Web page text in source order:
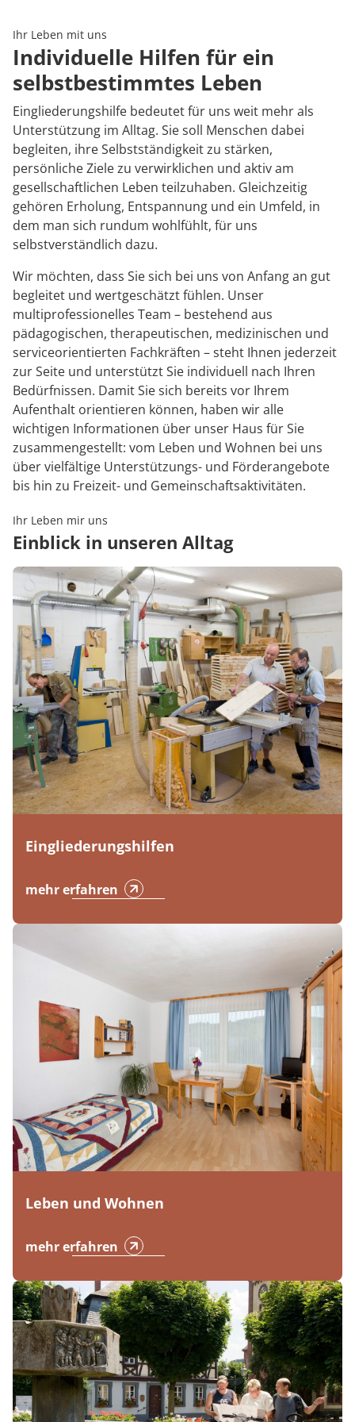
Ihr Leben mit uns
Individuelle Hilfen für ein
selbstbestimmtes Leben
Eingliederungshilfe bedeutet für uns weit mehr als
Unterstützung im Alltag. Sie soll Menschen dabei
begleiten, ihre Selbstständigkeit zu stärken,
persönliche Ziele zu verwirklichen und aktiv am
gesellschaftlichen Leben teilzuhaben. Gleichzeitig
gehören Erholung, Entspannung und ein Umfeld, in
dem man sich rundum wohlfühlt, für uns
selbstverständlich dazu.
Wir möchten, dass Sie sich bei uns von Anfang an gut
begleitet und wertgeschätzt fühlen. Unser
multiprofessionelles Team – bestehend aus
pädagogischen, therapeutischen, medizinischen und
serviceorientierten Fachkräften – steht Ihnen jederzeit
zur Seite und unterstützt Sie individuell nach Ihren
Bedürfnissen. Damit Sie sich bereits vor Ihrem
Aufenthalt orientieren können, haben wir alle
wichtigen Informationen über unser Haus für Sie
zusammengestellt: vom Leben und Wohnen bei uns
über vielfältige Unterstützungs- und Förderangebote
bis hin zu Freizeit- und Gemeinschaftsaktivitäten.
Ihr Leben mir uns
Einblick in unseren Alltag
Eingliederungshilfen
mehr erfahren
Leben und Wohnen
mehr erfahren